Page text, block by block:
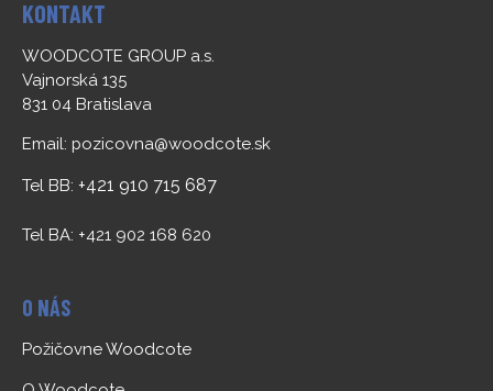
KONTAKT
WOODCOTE GROUP a.s.
Vajnorská 135
831 04 Bratislava
Email: pozicovna@woodcote.sk
Tel BB: +421 910 715 687
Tel BA: +421 902 168 620
O NÁS
Požičovne Woodcote